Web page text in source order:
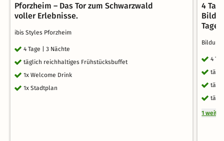
Pforzheim – Das Tor zum Schwarzwald
voller Erlebnisse.
ibis Styles Pforzheim
4 Tage | 3 Nächte
täglich reichhaltiges Frühstücksbuffet
1x Welcome Drink
1x Stadtplan
4
Tagen
4
1